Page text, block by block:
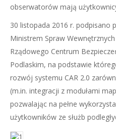
obserwatorów mają
30 listopada 2016 r. podpisano
Ministrem Spraw
Rządowego Centrum
Podlaskim, na podstawie
rozwój systemu CAR 2.0
(m.in. integracji z modułami
pozwalając na pełne
użytkowników ze służb